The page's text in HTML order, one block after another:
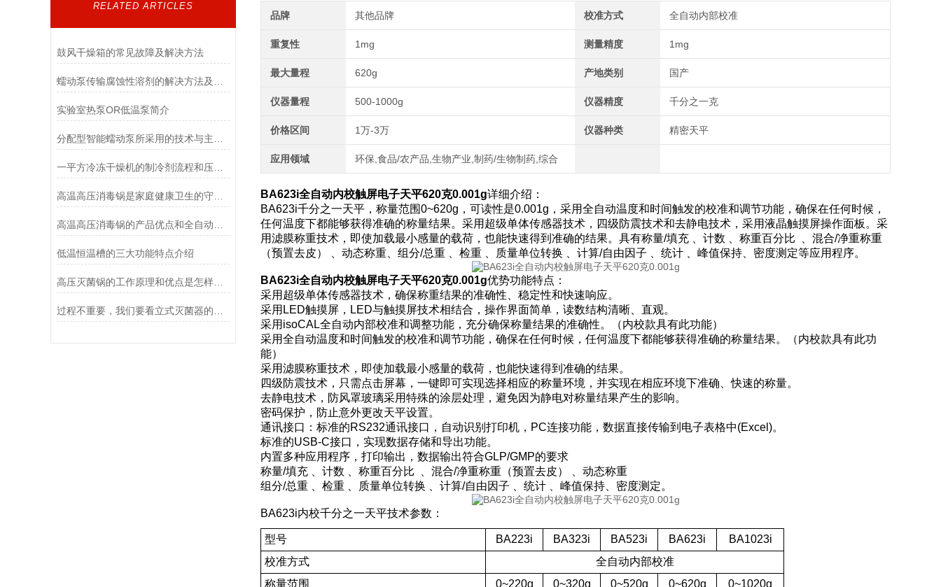
RELATED ARTICLES
鼓风干燥箱的常见故障及解决方法
实验室热泵OR低温泵简介
一平方冷冻干燥机的制冷剂流程和压缩空气流程
低温恒温槽的三大功能特点介绍
高压灭菌锅的工作原理和优点是怎样的？
品牌 其他品牌 校准方式 全自动内部校准
重复性 1mg 测量精度 1mg
最大量程 620g 产地类别 国产
仪器量程 500-1000g 仪器精度 千分之一克
价格区间 1万-3万 仪器种类 精密天平
应用领域 环保,食品/农产品,生物产业,制药/生物制药,综合
BA623i全自动内校触屏电子天平620克0.001g详细介绍：
BA623i千分之一天平，称量范围0~620g，可读性是0.001g，采用全自动温度和时间触发的校准和调节功能，确保在任何时候，
任何温度下都能够获得准确的称量结果。采用超级单体传感器技术，四级防震技术和去静电技术，采用液晶触摸屏操作面板。采
用滤膜称重技术，即使加载最小感量的载荷，也能快速得到准确的结果。具有称量/填充 、计数 、称重百分比 、混合/净重称重
（预置去皮） 、动态称重、组分/总重 、检重 、质量单位转换 、计算/自由因子 、统计 、峰值保持、密度测定等应用程序。
BA623i全自动内校触屏电子天平620克0.001g优势功能特点：
采用超级单体传感器技术，确保称重结果的准确性、稳定性和快速响应。
采用LED触摸屏，LED与触摸屏技术相结合，操作界面简单，读数结构清晰、直观。
采用isoCAL全自动内部校准和调整功能，充分确保称量结果的准确性。（内校款具有此功能）
采用全自动温度和时间触发的校准和调节功能，确保在任何时候，任何温度下都能够获得准确的称量结果。（内校款具有此功
能）
采用滤膜称重技术，即使加载最小感量的载荷，也能快速得到准确的结果。
四级防震技术，只需点击屏幕，一键即可实现选择相应的称量环境，并实现在相应环境下准确、快速的称量。
去静电技术，防风罩玻璃采用特殊的涂层处理，避免因为静电对称量结果产生的影响。
密码保护，防止意外更改天平设置。
通讯接口：标准的RS232通讯接口，自动识别打印机，PC连接功能，数据直接传输到电⼦表格中(Excel)。
标准的USB-C接⼝，实现数据存储和导出功能。
内置多种应用程序，打印输出，数据输出符合GLP/GMP的要求
称量/填充 、计数 、称重百分比 、混合/净重称重（预置去皮） 、动态称重
组分/总重 、检重 、质量单位转换 、计算/自由因子 、统计 、峰值保持、密度测定。
BA623i内校千分之一天平技术参数：
型号 BA223i BA323i BA523i BA623i
BA1023i
校准方式
全自动内部校准
称量范围
0~220g 0~320g 0~520g 0~620g
0~1020g